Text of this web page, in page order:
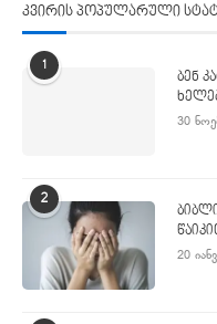
კვირის პოპულარული
1
ბენ
30
2
20